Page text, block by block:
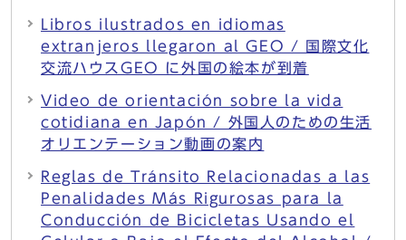
Libros ilustrados en idiomas
extranjeros llegaron al GEO / 国際文化
交流ハウスGEO に外国の絵本が到着
Video de orientación sobre la vida
cotidiana en Japón / 外国人のための生活
オリエンテーション動画の案内
Reglas de Tránsito Relacionadas a las
Penalidades Más Rigurosas para la
Conducción de Bicicletas Usando el